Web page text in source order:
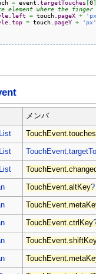
= event.targetTouches [0]
element where the
.left = touch. pageX +
.top = touch. pageY + 'px'
メンバ
TouchEvent.touches
TouchEvent.altKey?
TouchEvent.ctrlKey